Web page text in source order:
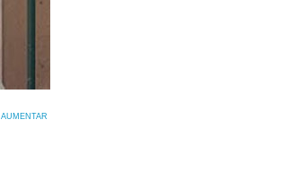
AUMENTAR